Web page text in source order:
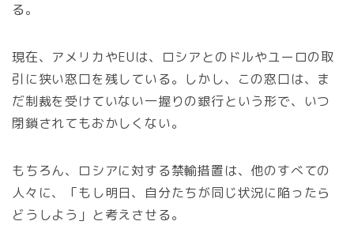
る。
現在、アメリカやEUは、ロシアとのドルやユーロの取
引に狭い窓口を残している。しかし、この窓口は、ま
だ制裁を受けていない一握りの銀行という形で、いつ
閉鎖されてもおかしくない。
もちろん、ロシアに対する禁輸措置は、他のすべての
人々に、「もし明日、自分たちが同じ状況に陥ったら
どうしよう」と考えさせる。